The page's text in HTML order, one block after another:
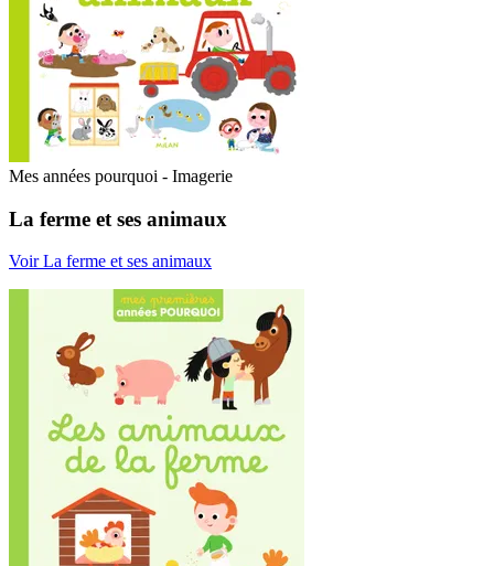
Mes années pourquoi - Imagerie
La ferme et ses animaux
Voir La ferme et ses animaux